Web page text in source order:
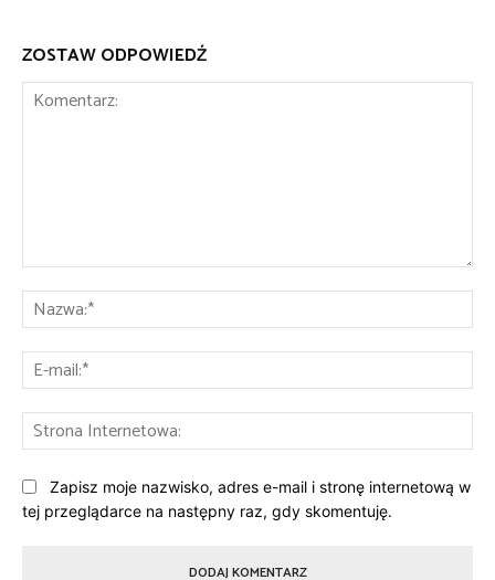
ZOSTAW ODPOWIEDŹ
Zapisz moje nazwisko, adres e-mail i stronę internetową w
tej przeglądarce na następny raz, gdy skomentuję.